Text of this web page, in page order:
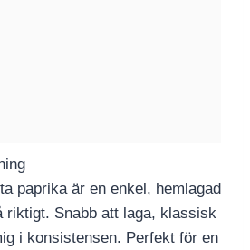
paprika är en enkel, hemlagad
riktigt. Snabb att laga, klassisk
i konsistensen. Perfekt för en